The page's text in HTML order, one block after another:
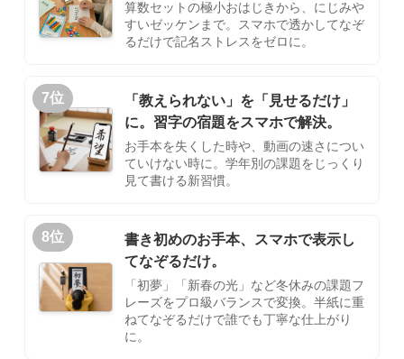
算数セットの極小おはじきから、にじみや
すいゼッケンまで。スマホで透かしてなぞ
るだけで記名ストレスをゼロに。
7位
「教えられない」を「見せるだけ」
に。習字の宿題をスマホで解決。
お手本を失くした時や、動画の速さについ
ていけない時に。学年別の課題をじっくり
見て書ける新習慣。
8位
書き初めのお手本、スマホで表示し
てなぞるだけ。
「初夢」「新春の光」など冬休みの課題フ
レーズをプロ級バランスで変換。半紙に重
ねてなぞるだけで誰でも丁寧な仕上がり
に。